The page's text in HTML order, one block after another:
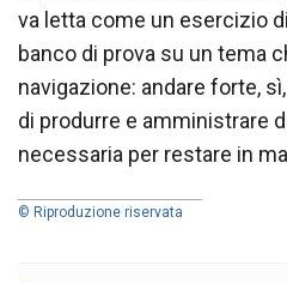
va letta come un esercizio
banco di prova su un tema
navigazione: andare forte,
di produrre e amministrare
necessaria per restare in
© Riproduzione riservata